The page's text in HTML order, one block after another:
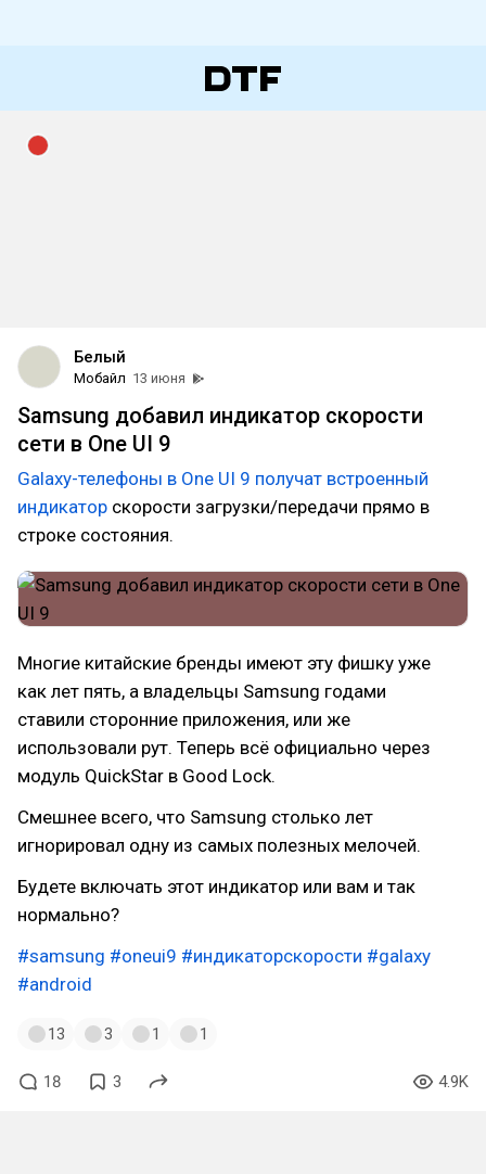
Белый
Мобайл 13 июня
Samsung добавил индикатор скорости
сети в One UI 9
Galaxy-телефоны в One UI 9 получат встроенный
индикатор скорости загрузки/передачи прямо в
строке состояния.
Многие китайские бренды имеют эту фишку уже
как лет пять, а владельцы Samsung годами
ставили сторонние приложения, или же
использовали рут. Теперь всё официально через
модуль QuickStar в Good Lock.
Смешнее всего, что Samsung столько лет
игнорировал одну из самых полезных мелочей.
Будете включать этот индикатор или вам и так
нормально?
#samsung #oneui9 #индикаторскорости #galaxy
#android
13 3 1 1
18 3 4.9K